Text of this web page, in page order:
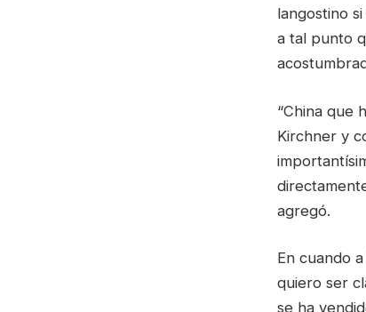
langostino
a tal punto
“China que
Kirchner y
agregó.
En cuando
quiero ser
se ha